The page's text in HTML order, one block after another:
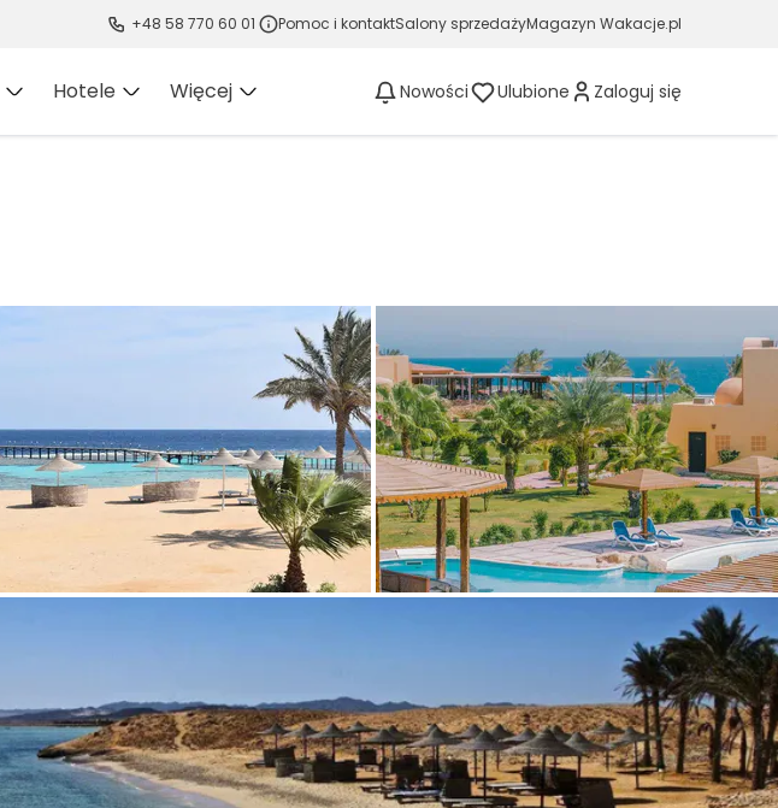
+48 58 770 60 01 Pomoc i kontaktSalony sprzedażyMagazyn Wakacje.pl
Hotele Więcej Nowości Ulubione Zaloguj się